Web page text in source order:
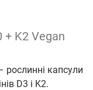
K2 Vegan
рослинні капсули
D3 і K2.